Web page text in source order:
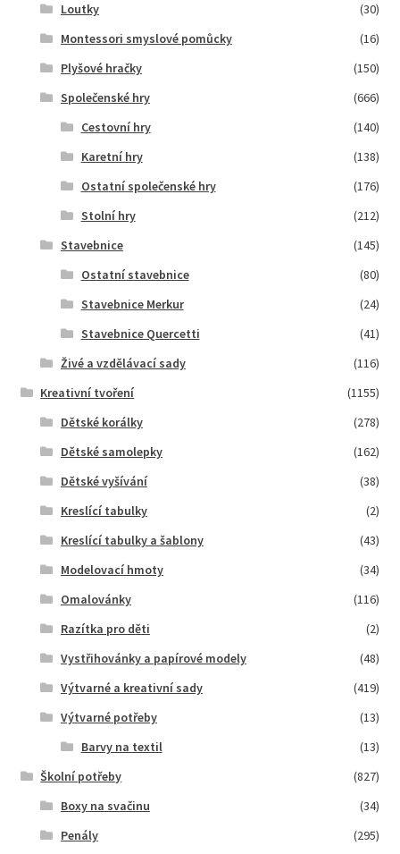
Loutky
(30)
Montessori smyslové pomůcky
(16)
Plyšové hračky
(150)
Společenské hry
(666)
Cestovní hry
(140)
Karetní hry
(138)
Ostatní společenské hry
(176)
Stolní hry
(212)
Stavebnice
(145)
Ostatní stavebnice
(80)
Stavebnice Merkur
(24)
Stavebnice Quercetti
(41)
Živé a vzdělávací sady
(116)
Kreativní tvoření
(1155)
Dětské korálky
(278)
Dětské samolepky
(162)
Dětské vyšívání
(38)
Kreslící tabulky
(2)
Kreslící tabulky a šablony
(43)
Modelovací hmoty
(34)
Omalovánky
(116)
Razítka pro děti
(2)
Vystřihovánky a papírové modely
(48)
Výtvarné a kreativní sady
(419)
Výtvarné potřeby
(13)
Barvy na textil
(13)
Školní potřeby
(827)
Boxy na svačinu
(34)
Penály
(295)